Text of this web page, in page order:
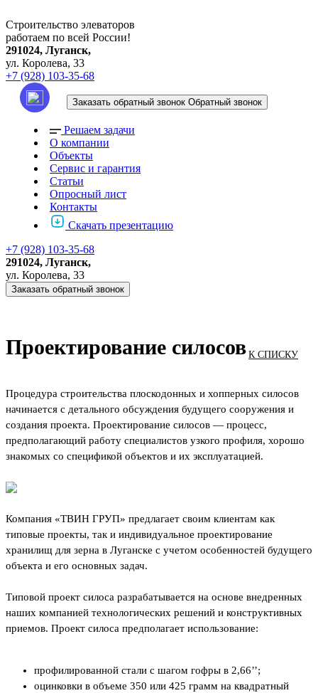
Строительство элеваторов
работаем по всей России!
291024, Луганск,
ул. Королева, 33
+7 (928) 103-35-68
Заказать обратный звонок Обратный звонок
Решаем задачи
О компании
Объекты
Сервис и гарантия
Статьи
Опросный лист
Контакты
Скачать презентацию
+7 (928) 103-35-68
291024, Луганск,
ул. Королева, 33
Заказать обратный звонок
К СПИСКУ
Проектирование силосов
Процедура строительства плоскодонных и хопперных силосов
начинается с детального обсуждения будущего сооружения и
создания проекта. Проектирование силосов — процесс,
предполагающий работу специалистов узкого профиля, хорошо
знакомых со спецификой объектов и их эксплуатацией.
Компания «ТВИН ГРУП» предлагает своим клиентам как
типовые проекты, так и индивидуальное проектирование
хранилищ для зерна в Луганске с учетом особенностей будущего
объекта и его основных задач.
Типовой проект силоса разрабатывается на основе внедренных
наших компанией технологических решений и конструктивных
приемов. Проект силоса предполагает использование:
профилированной стали с шагом гофры в 2,66’’;
оцинковки в объеме 350 или 425 грамм на квадратный